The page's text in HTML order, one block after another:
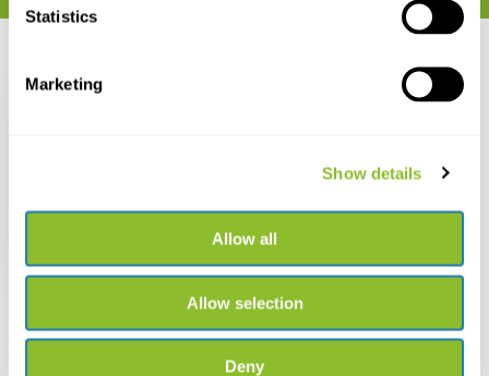
Statistics
Marketing
Show details
Allow all
Allow selection
Deny